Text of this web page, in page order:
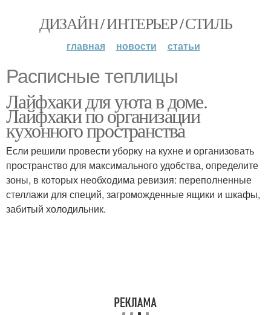
ДИЗАЙН / ИНТЕРЬЕР / СТИЛЬ
главная новости статьи
Расписные теплицы
Лайфхаки для уюта в доме.
Лайфхаки по организации
кухонного пространства
Если решили провести уборку на кухне и организовать
пространство для максимального удобства, определите
зоны, в которых необходима ревизия: переполненные
стеллажи для специй, загроможденные ящики и шкафы,
забитый холодильник.